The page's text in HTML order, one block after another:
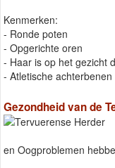
Kenmerken:
- Ronde poten
- Opgerichte oren
- Haar is op het gezicht
- Atletische achterbenen
Gezondheid van de
en Oogproblemen